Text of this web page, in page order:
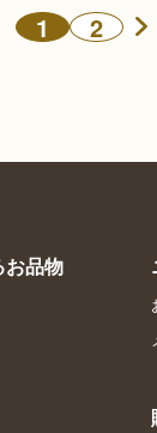
1 2
お品物